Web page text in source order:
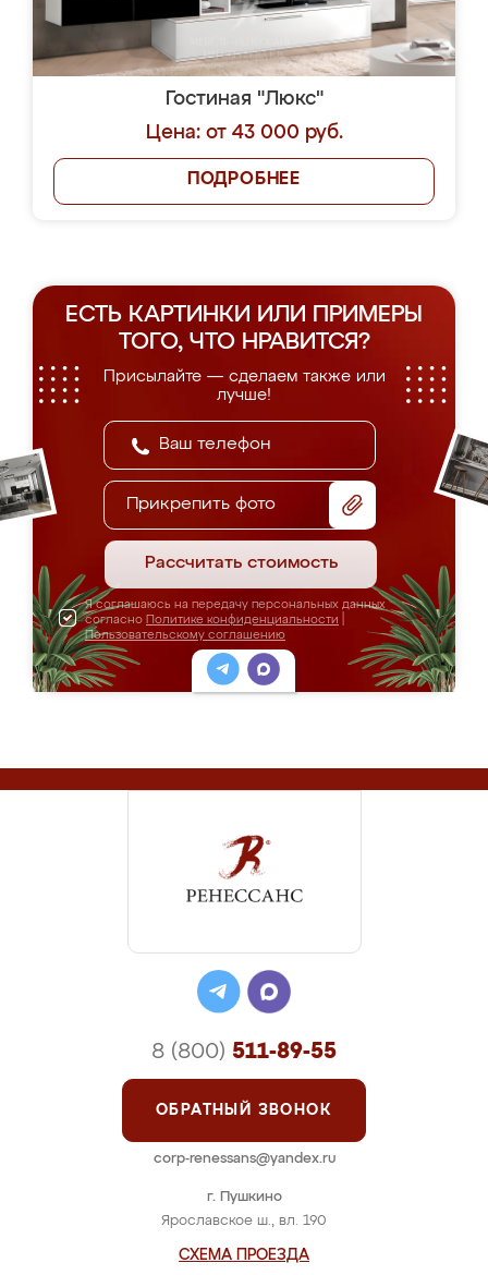
Гостиная "Люкс"
Цена: от 43 000 руб.
ПОДРОБНЕЕ
ЕСТЬ КАРТИНКИ ИЛИ ПРИМЕРЫ
ТОГО, ЧТО НРАВИТСЯ?
Присылайте — сделаем также или
лучше!
Прикрепить фото
Рассчитать стоимость
Я соглашаюсь на передачу персональных данных
согласно Политике конфиденциальности
Пользовательскому соглашению
г. Пушкино
Ярославское ш., вл. 190
СХЕМА ПРОЕЗДА
8 (800) 511-89-55
ОБРАТНЫЙ ЗВОНОК
corp-renessans@yandex.ru